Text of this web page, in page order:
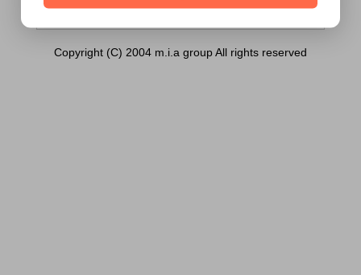
Copyright (C) 2004 m.i.a group All rights reserved